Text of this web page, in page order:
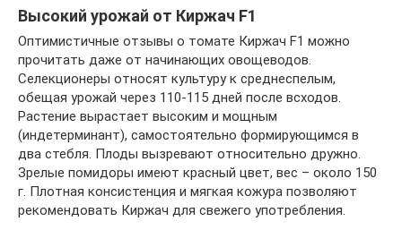
Высокий урожай от Киржач F1
Оптимистичные отзывы о томате Киржач F1 можно
прочитать даже от начинающих овощеводов.
Селекционеры относят культуру к среднеспелым,
обещая урожай через 110-115 дней после всходов.
Растение вырастает высоким и мощным
(индетерминант), самостоятельно формирующимся в
два стебля. Плоды вызревают относительно дружно.
Зрелые помидоры имеют красный цвет, вес – около 150
г. Плотная консистенция и мягкая кожура позволяют
рекомендовать Киржач для свежего употребления.